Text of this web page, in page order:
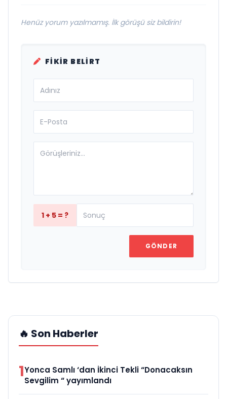
Henüz yorum yazılmamış. İlk görüşü siz bildirin!
FIKIR BELIRT
1 + 5 = ?
GÖNDER
🔥 Son Haberler
1Yonca Samlı ‘dan İkinci Tekli “Donacaksın
Sevgilim “ yayımlandı